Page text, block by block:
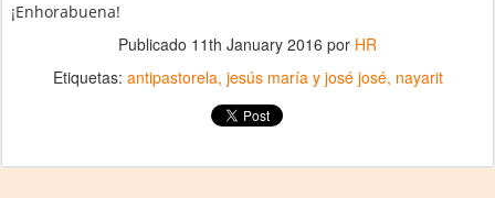
¡Enhorabuena!
Publicado 11th January 2016 por HR
Etiquetas: antipastorela jesús maría y josé josé nayarit